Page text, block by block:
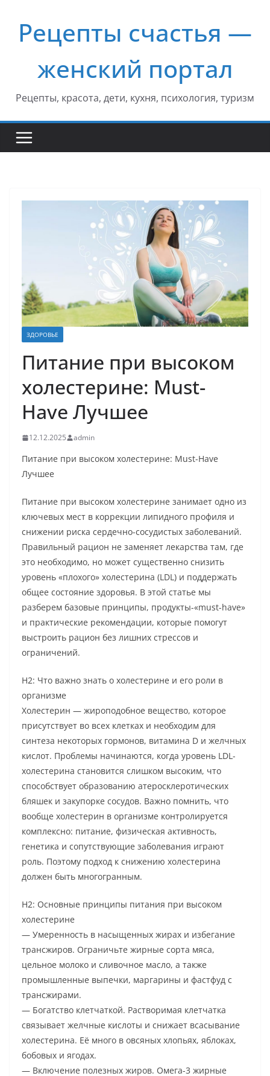
содержимому
Рецепты счастья —
женский портал
Рецепты, красота, дети, кухня, психология, туризм
ЗДОРОВЬЕ
Питание при высоком
холестерине: Must-
Have Лучшее
12.12.2025 admin
Питание при высоком холестерине: Must-Have
Лучшее
Питание при высоком холестерине занимает одно из
ключевых мест в коррекции липидного профиля и
снижении риска сердечно-сосудистых заболеваний.
Правильный рацион не заменяет лекарства там, где
это необходимо, но может существенно снизить
уровень «плохого» холестерина (LDL) и поддержать
общее состояние здоровья. В этой статье мы
разберем базовые принципы, продукты-«must-have»
и практические рекомендации, которые помогут
выстроить рацион без лишних стрессов и
ограничений.
H2: Что важно знать о холестерине и его роли в
организме
Холестерин — жироподобное вещество, которое
присутствует во всех клетках и необходим для
синтеза некоторых гормонов, витамина D и желчных
кислот. Проблемы начинаются, когда уровень LDL-
холестерина становится слишком высоким, что
способствует образованию атеросклеротических
бляшек и закупорке сосудов. Важно помнить, что
вообще холестерин в организме контролируется
комплексно: питание, физическая активность,
генетика и сопутствующие заболевания играют
роль. Поэтому подход к снижению холестерина
должен быть многогранным.
H2: Основные принципы питания при высоком
холестерине
— Умеренность в насыщенных жирах и избегание
трансжиров. Ограничьте жирные сорта мяса,
цельное молоко и сливочное масло, а также
промышленные выпечки, маргарины и фастфуд с
трансжирами.
— Богатство клетчаткой. Растворимая клетчатка
связывает желчные кислоты и снижает всасывание
холестерина. Её много в овсяных хлопьях, яблоках,
бобовых и ягодах.
— Включение полезных жиров. Омега-3 жирные